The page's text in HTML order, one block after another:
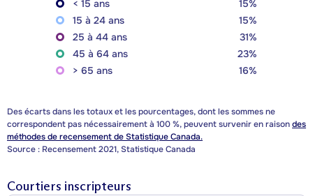
< 15 ans
15%
15 à 24 ans
15%
25 à 44 ans
31%
45 à 64 ans
23%
> 65 ans
16%
Des écarts dans les totaux et les pourcentages, dont les sommes ne
correspondent pas nécessairement à 100 %, peuvent survenir en raisondes
méthodes de recensement de Statistique Canada.
Source : Recensement 2021, Statistique Canada
Courtiers inscripteurs